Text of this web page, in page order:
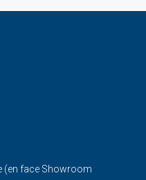
(en face Showroom